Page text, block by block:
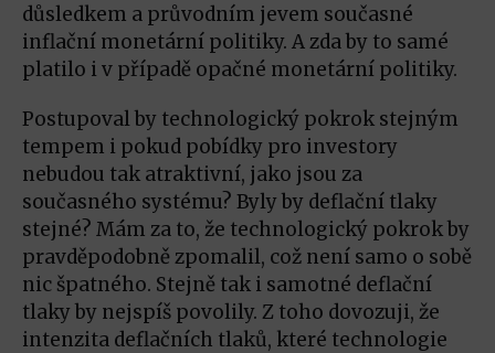
důsledkem a průvodním jevem současné
inflační monetární politiky. A zda by to samé
platilo i v případě opačné monetární politiky.
Postupoval by technologický pokrok stejným
tempem i pokud pobídky pro investory
nebudou tak atraktivní, jako jsou za
současného systému? Byly by deflační tlaky
stejné? Mám za to, že technologický pokrok by
pravděpodobně zpomalil, což není samo o sobě
nic špatného. Stejně tak i samotné deflační
tlaky by nejspíš povolily. Z toho dovozuji, že
intenzita deflačních tlaků, které technologie